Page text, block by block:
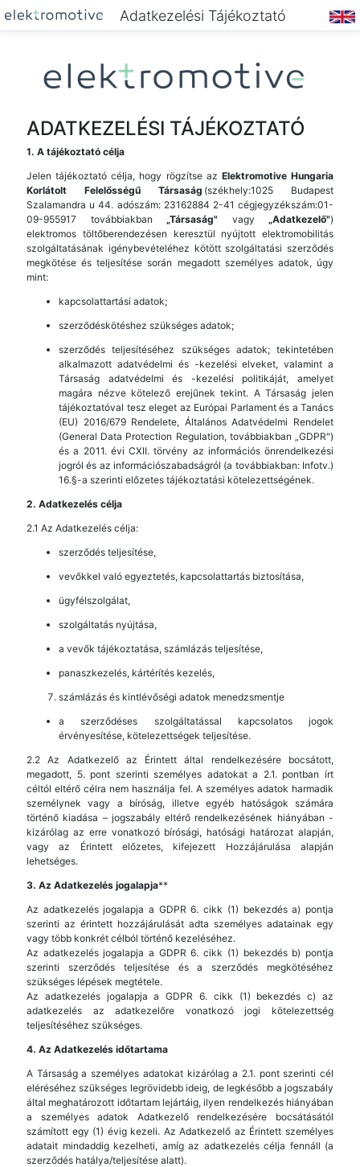
Adatkezelési Tájékoztató
ADATKEZELÉSI TÁJÉKOZTATÓ
1. A tájékoztató célja
Jelen tájékoztató célja, hogy rögzítse az Elektromotive Hungaria
Korlátolt Felelősségű Társaság (székhely:1025 Budapest
Szalamandra u 44. adószám: 23162884 2-41 cégjegyzékszám:01-
09-955917 továbbiakban „Társaság" vagy „Adatkezelő")
elektromos töltőberendezésen keresztül nyújtott elektromobilitás
szolgáltatásának igénybevételéhez kötött szolgáltatási szerződés
megkötése és teljesítése során megadott személyes adatok, úgy
mint:
kapcsolattartási adatok;
szerződéskötéshez szükséges adatok;
szerződés teljesítéséhez szükséges adatok; tekintetében
alkalmazott adatvédelmi és -kezelési elveket, valamint a
Társaság adatvédelmi és -kezelési politikáját, amelyet
magára nézve kötelező erejűnek tekint. A Társaság jelen
tájékoztatóval tesz eleget az Európai Parlament és a Tanács
(EU) 2016/679 Rendelete, Általános Adatvédelmi Rendelet
(General Data Protection Regulation, továbbiakban „GDPR")
és a 2011. évi CXII. törvény az információs önrendelkezési
jogról és az információszabadságról (a továbbiakban: Infotv.)
16.§-a szerinti előzetes tájékoztatási kötelezettségének.
2. Adatkezelés célja
2.1 Az Adatkezelés célja:
szerződés teljesítése,
vevőkkel való egyeztetés, kapcsolattartás biztosítása,
ügyfélszolgálat,
szolgáltatás nyújtása,
a vevők tájékoztatása, számlázás teljesítése,
panaszkezelés, kártérítés kezelés,
számlázás és kintlévőségi adatok menedzsmentje
a szerződéses szolgáltatással kapcsolatos jogok
érvényesítése, kötelezettségek teljesítése.
2.2 Az Adatkezelő az Érintett által rendelkezésére bocsátott,
megadott, 5. pont szerinti személyes adatokat a 2.1. pontban írt
céltól eltérő célra nem használja fel. A személyes adatok harmadik
személynek vagy a bíróság, illetve egyéb hatóságok számára
történő kiadása – jogszabály eltérő rendelkezésének hiányában -
kizárólag az erre vonatkozó bírósági, hatósági határozat alapján,
vagy az Érintett előzetes, kifejezett Hozzájárulása alapján
lehetséges.
3. Az Adatkezelés jogalapja**
Az adatkezelés jogalapja a GDPR 6. cikk (1) bekezdés a) pontja
szerinti az érintett hozzájárulását adta személyes adatainak egy
vagy több konkrét célból történő kezeléséhez.
Az adatkezelés jogalapja a GDPR 6. cikk (1) bekezdés b) pontja
szerinti szerződés teljesítése és a szerződés megkötéséhez
szükséges lépések megtétele.
Az adatkezelés jogalapja a GDPR 6. cikk (1) bekezdés c) az
adatkezelés az adatkezelőre vonatkozó jogi kötelezettség
teljesítéséhez szükséges.
4. Az Adatkezelés időtartama
A Társaság a személyes adatokat kizárólag a 2.1. pont szerinti cél
eléréséhez szükséges legrövidebb ideig, de legkésőbb a jogszabály
által meghatározott időtartam lejártáig, ilyen rendelkezés hiányában
a személyes adatok Adatkezelő rendelkezésére bocsátásától
számított egy (1) évig kezeli. Az Adatkezelő az Érintett személyes
adatait mindaddig kezelheti, amíg az adatkezelés célja fennáll (a
szerződés hatálya/teljesítése alatt).